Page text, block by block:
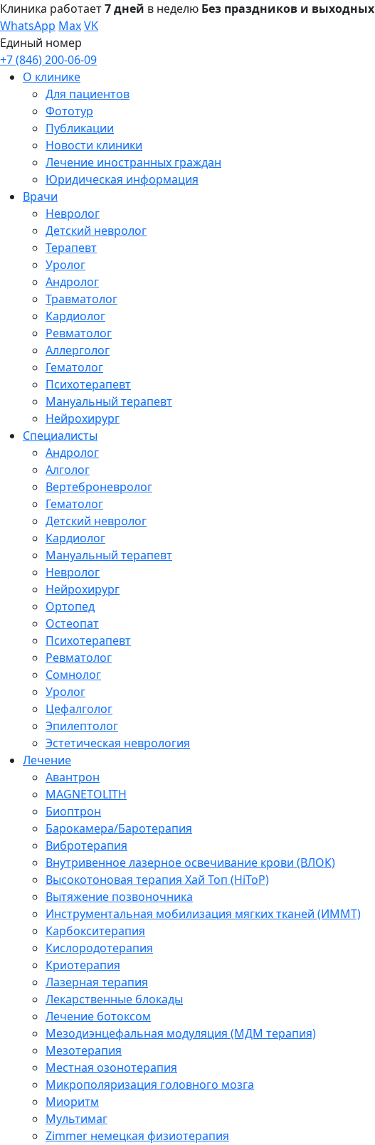
Клиника работает7 дней в неделю Без праздников и выходных
WhatsApp MaxVK
Единый номер
+7 (846) 200-06-09
О клинике
Для пациентов
Фототур
Публикации
Новости клиники
Лечение иностранных граждан
Юридическая информация
Врачи
Невролог
Детский невролог
Терапевт
Уролог
Андролог
Травматолог
Кардиолог
Ревматолог
Аллерголог
Гематолог
Психотерапевт
Мануальный терапевт
Нейрохирург
Специалисты
Андролог
Алголог
Вертеброневролог
Гематолог
Детский невролог
Кардиолог
Мануальный терапевт
Невролог
Нейрохирург
Ортопед
Остеопат
Психотерапевт
Ревматолог
Сомнолог
Уролог
Цефалголог
Эпилептолог
Эстетическая неврология
Лечение
Авантрон
MAGNETOLITH
Биоптрон
Барокамера/Баротерапия
Вибротерапия
Внутривенное лазерное освечивание крови (ВЛОК)
Высокотоновая терапия Хай Топ (HiToP)
Вытяжение позвоночника
Инструментальная мобилизация мягких тканей (ИММТ)
Карбокситерапия
Кислородотерапия
Криотерапия
Лазерная терапия
Лекарственные блокады
Лечение ботоксом
Мезодиэнцефальная модуляция (МДМ терапия)
Мезотерапия
Местная озонотерапия
Микрополяризация головного мозга
Миоритм
Мультимаг
Zimmer немецкая физиотерапия